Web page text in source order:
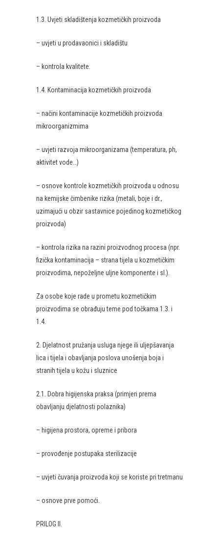
1.3. Uvjeti skladištenja kozmetičkih proizvoda
– uvjeti u prodavaonici i skladištu
– kontrola kvalitete.
1.4. Kontaminacija kozmetičkih proizvoda
– načini kontaminacije kozmetičkih proizvoda
mikroorganizmima
– uvjeti razvoja mikroorganizama (temperatura, ph,
aktivitet vode…)
– osnove kontrole kozmetičkih proizvoda u odnosu
na kemijske čimbenike rizika (metali, boje i dr.,
uzimajući u obzir sastavnice pojedinog kozmetičkog
proizvoda)
– kontrola rizika na razini proizvodnog procesa (npr.
fizička kontaminacija – strana tijela u kozmetičkim
proizvodima, nepoželjne uljne komponente i sl.).
Za osobe koje rade u prometu kozmetičkim
proizvodima se obrađuju teme pod točkama 1.3. i
1.4.
2. Djelatnost pružanja usluga njege ili uljepšavanja
lica i tijela i obavljanja poslova unošenja boja i
stranih tijela u kožu i sluznice
2.1. Dobra higijenska praksa (primjeri prema
obavljanju djelatnosti polaznika)
– higijena prostora, opreme i pribora
– provođenje postupaka sterilizacije
– uvjeti čuvanja proizvoda koji se koriste pri tretmanu
– osnove prve pomoći.
PRILOG II.